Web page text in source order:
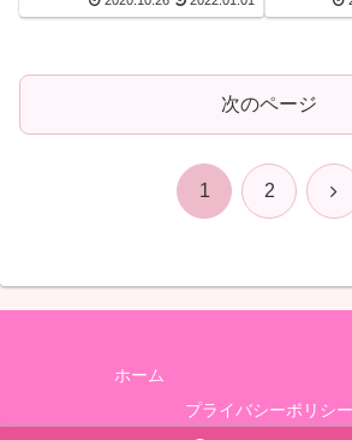
(デバイス) まとめ【エーペ
次のページ
1 2 次
ホーム
プライバシーポリシー